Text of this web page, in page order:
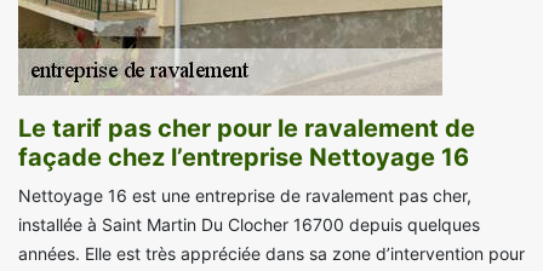
Le tarif pas cher pour le ravalement de
façade chez l’entreprise Nettoyage 16
Nettoyage 16 est une entreprise de ravalement pas cher,
installée à Saint Martin Du Clocher 16700 depuis quelques
années. Elle est très appréciée dans sa zone d’intervention pour